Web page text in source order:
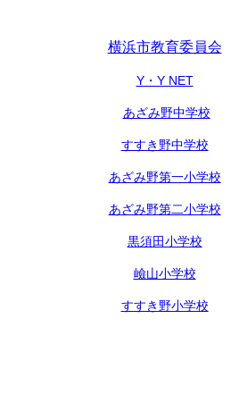
横浜市教育委員会
Y・Y NET
あざみ野中学校
すすき野中学校
あざみ野第一小学校
あざみ野第二小学校
黒須田小学校
嶮山小学校
すすき野小学校